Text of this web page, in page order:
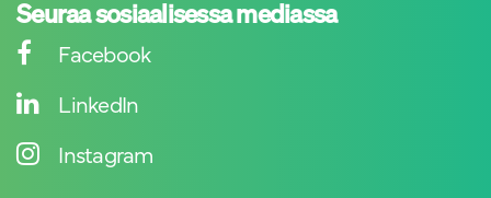
Seuraa sosiaalisessa mediassa
Facebook
LinkedIn
Instagram